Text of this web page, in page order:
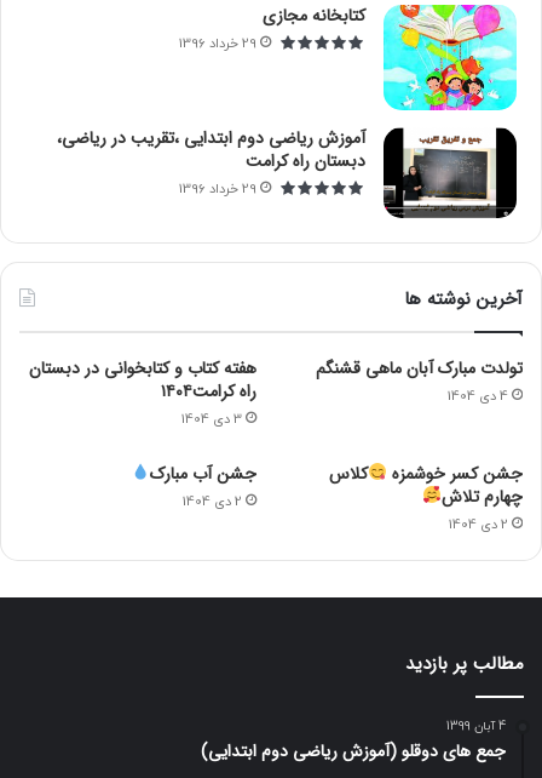
کتابخانه مجازی
29 خرداد 1396
آموزش ریاضی دوم ابتدایی ،تقریب در ریاضی،
دبستان راه کرامت
29 خرداد 1396
آخرین نوشته ها
تولدت مبارک آبان ماهی قشنگم
4 دی 1404
هفته کتاب و کتابخوانی در دبستان
راه کرامت۱۴۰۴
3 دی 1404
جشن کسر خوشمزه
کلاس
چهارم تلاش
2 دی 1404
جشن آب مبارک
2 دی 1404
مطالب پر بازدید
4 آبان 1399
جمع های دوقلو (آموزش ریاضی دوم ابتدایی)